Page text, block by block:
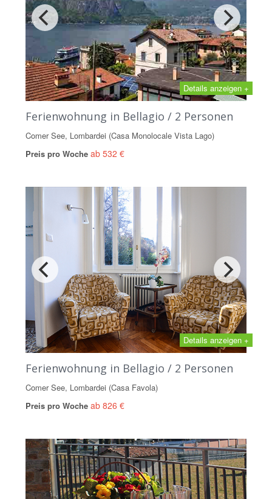
Details anzeigen +
Ferienwohnung in Bellagio / 2 Personen
Comer See, Lombardei (Casa Monolocale Vista Lago)
Preis pro Woche ab 532 €
Details anzeigen +
Ferienwohnung in Bellagio / 2 Personen
Comer See, Lombardei (Casa Favola)
Preis pro Woche ab 826 €